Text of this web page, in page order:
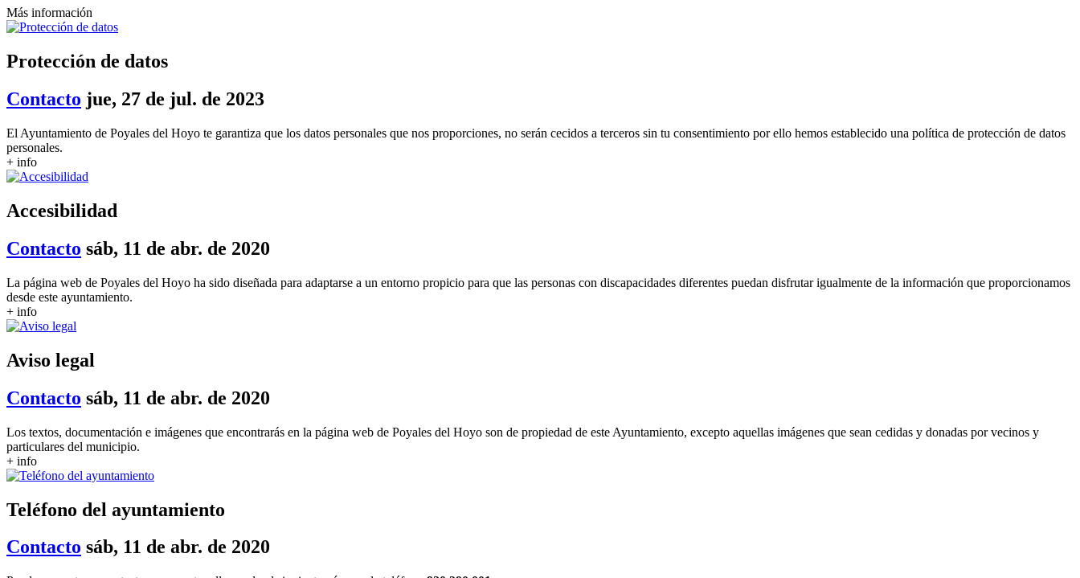
Más información
Protección de datos
Contacto jue, 27 de jul. de 2023
El Ayuntamiento de Poyales del Hoyo te garantiza que los datos personales que nos proporciones, no serán cecidos a terceros sin tu consentimiento por ello hemos establecido una política de protección de datos
personales.
+ info
Accesibilidad
Contacto sáb, 11 de abr. de 2020
La página web de Poyales del Hoyo ha sido diseñada para adaptarse a un entorno propicio para que las personas con discapacidades diferentes puedan disfrutar igualmente de la información que proporcionamos
desde este ayuntamiento.
+ info
Aviso legal
Contacto sáb, 11 de abr. de 2020
Los textos, documentación e imágenes que encontrarás en la página web de Poyales del Hoyo son de propiedad de este Ayuntamiento, excepto aquellas imágenes que sean cedidas y donadas por vecinos y
particulares del municipio.
+ info
Teléfono del ayuntamiento
Contacto sáb, 11 de abr. de 2020